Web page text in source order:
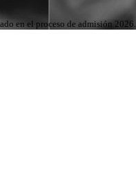
en el proceso de admisión 2026.